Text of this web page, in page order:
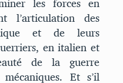
l’articulation des
et de leurs
en italien et
de la guerre
Et s’il